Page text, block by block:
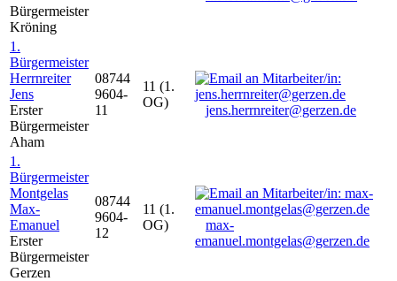
Bürgermeister
Kröning
1.
Bürgermeister
Herrnreiter
Jens
Erster
Bürgermeister
Aham
08744
9604-
11
11 (1.
OG)
jens.herrnreiter@gerzen.de
1.
Bürgermeister
Montgelas
Max-
Emanuel
Erster
Bürgermeister
Gerzen
08744
9604-
12
11 (1.
OG)
max-
emanuel.montgelas@gerzen.de